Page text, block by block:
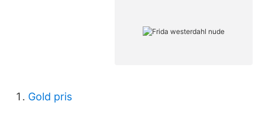
Gold pris